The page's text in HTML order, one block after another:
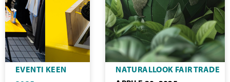
EVENTI KEEN
NATURALLOOK FAIR TRADE